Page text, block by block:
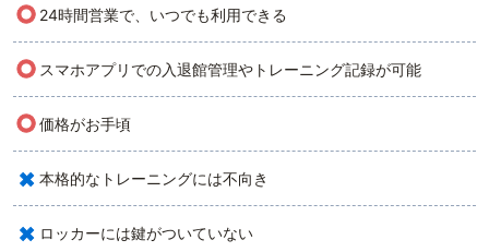
○ 24時間営業で、いつでも利用できる
○ スマホアプリでの入退館管理やトレーニング記録が可能
○価格がお手頃
× 本格的なトレーニングには不向き
× ロッカーには鍵がついていない